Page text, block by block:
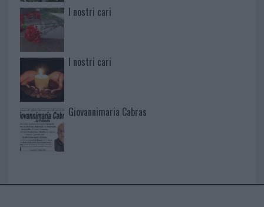
I nostri cari
I nostri cari
Giovannimaria Cabras